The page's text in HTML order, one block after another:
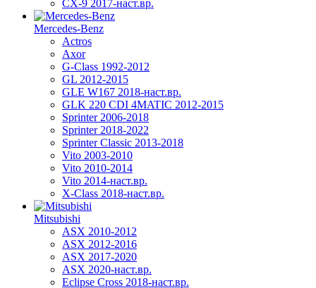
CX-9 2017-наст.вр.
Mercedes-Benz
Actros
Axor
G-Class 1992-2012
GL 2012-2015
GLE W167 2018-наст.вр.
GLK 220 CDI 4MATIC 2012-2015
Sprinter 2006-2018
Sprinter 2018-2022
Sprinter Classic 2013-2018
Vito 2003-2010
Vito 2010-2014
Vito 2014-наст.вр.
X-Class 2018-наст.вр.
Mitsubishi
ASX 2010-2012
ASX 2012-2016
ASX 2017-2020
ASX 2020-наст.вр.
Eclipse Cross 2018-наст.вр.